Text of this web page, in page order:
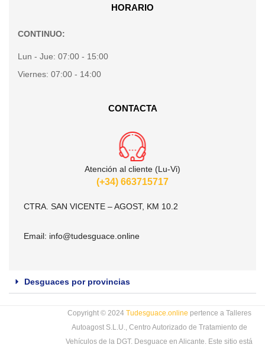
HORARIO
CONTINUO:
Lun - Jue: 07:00 - 15:00
Viernes: 07:00 - 14:00
CONTACTA
Atención al cliente (Lu-Vi)
(+34) 663715717
CTRA. SAN VICENTE – AGOST, KM 10.2
Email: info@tudesguace.online
Desguaces por provincias
Copyright © 2024 Tudesguace.online pertence a Talleres
Autoagost S.L.U., Centro Autorizado de Tratamiento de
Vehículos de la DGT. Desguace en Alicante. Este sitio está